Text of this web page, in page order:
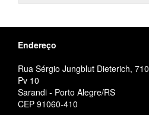
Endereço
Rua Sérgio Jungblut Dieterich, 710
Pv 10
Sarandi - Porto Alegre/RS
CEP 91060-410